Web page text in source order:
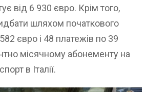
від 6 930 євро. Крім того,
шляхом початкового
євро і 48 платежів по 39
місячному абонементу на
в Італії.